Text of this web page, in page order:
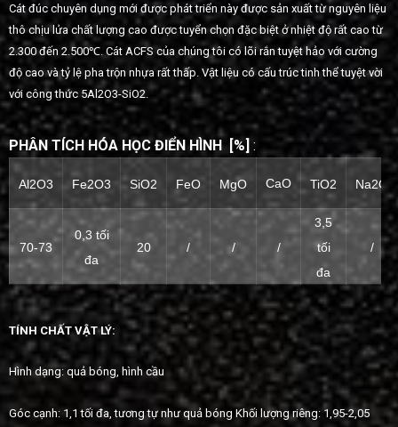
Cát đúc chuyên dụng mới được phát triển này được sản xuất từ nguyên liệu
thô chịu lửa chất lượng cao được tuyển chọn đặc biệt ở nhiệt độ rất cao từ
2.300 đến 2.500℃. Cát ACFS của chúng tôi có lõi rắn tuyệt hảo với cường
độ cao và tỷ lệ pha trộn nhựa rất thấp. Vật liệu có cấu trúc tinh thể tuyệt vời
với công thức 5Al2O3-SiO2.
PHÂN TÍCH HÓA HỌC ĐIỂNHÌNH [%] :
Al2O3 Fe2O3 SiO2 FeO MgO CaO TiO2 Na2O
70-73
0,3 tối
đa
20 / / /
3,5
tối
đa
/
TÍNH CHẤT VẬT LÝ:
Hình dạng: quả bóng, hình cầu
Góc cạnh: 1,1 tối đa, tương tự như quả bóng Khối lượng riêng: 1,95-2,05